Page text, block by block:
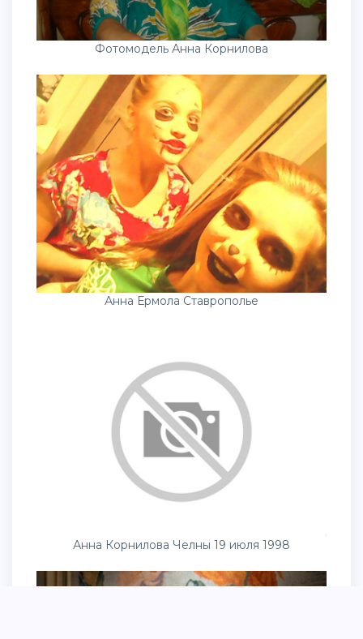
Фотомодель Анна Корнилова
Анна Ермола Ставрополье
Анна Корнилова Челны 19 июля 1998